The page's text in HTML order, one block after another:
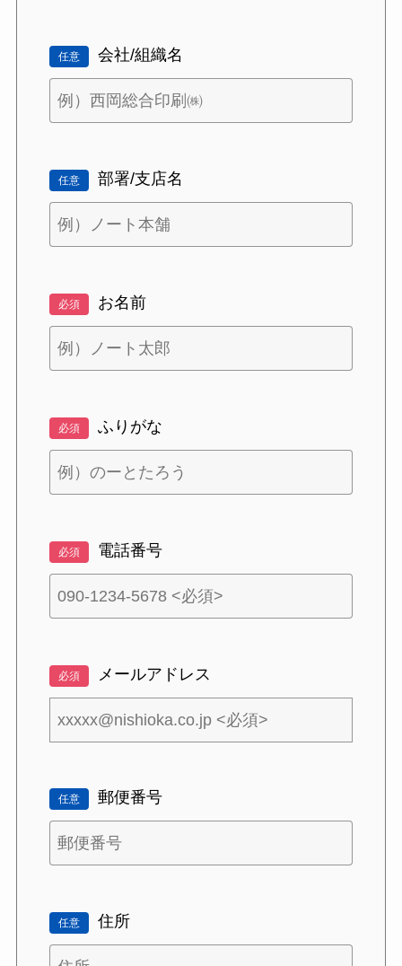
任意 会社/組織名
任意 部署/支店名
必須 お名前
必須 ふりがな
必須 電話番号
必須 メールアドレス
任意 郵便番号
任意 住所